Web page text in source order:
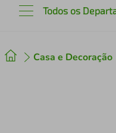
Todos os
Casa e Decoração